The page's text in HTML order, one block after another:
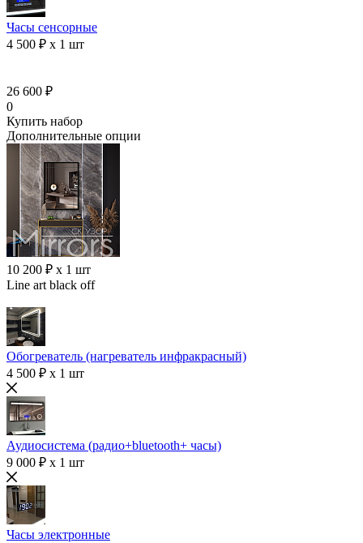
Часы сенсорные
4 500 ₽ x 1 шт
26 600 ₽
0
Купить набор
Дополнительные опции
10 200 ₽ x 1 шт
Line art black off
Обогреватель (нагреватель инфракрасный)
4 500 ₽ x 1 шт
Аудиосистема (радио+bluetooth+ часы)
9 000 ₽ x 1 шт
Часы электронные